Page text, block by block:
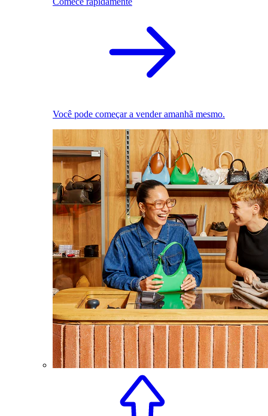
Você pode começar a vender amanhã mesmo.